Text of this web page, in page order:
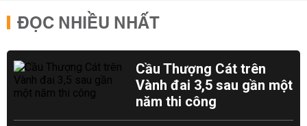
ĐỌC NHIỀU NHẤT
Cầu Thượng Cát trên
Vành đai 3,5 sau gần một
năm thi công